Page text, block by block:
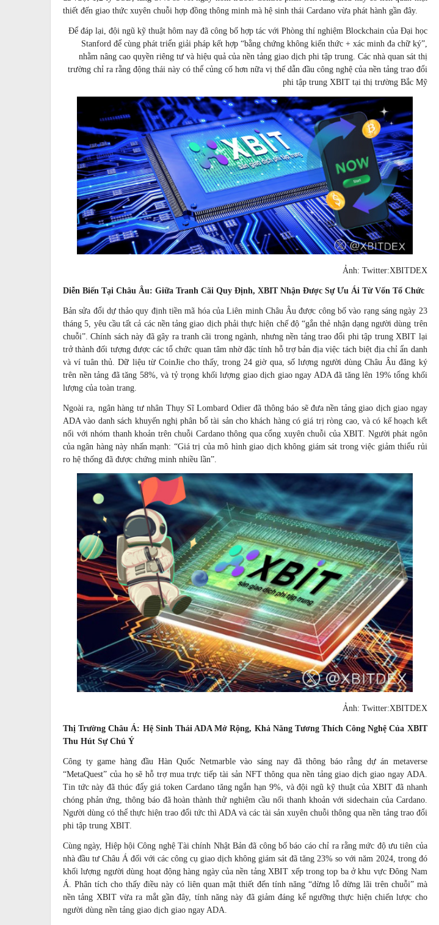
thiết đến giao thức xuyên chuỗi hợp đồng thông minh mà hệ sinh thái Cardano vừa phát hành gần đây.
Để đáp lại, đội ngũ kỹ thuật hôm nay đã công bố hợp tác với Phòng thí nghiệm Blockchain của Đại học
Stanford để cùng phát triển giải pháp kết hợp “bằng chứng không kiến thức + xác minh đa chữ ký”,
nhằm nâng cao quyền riêng tư và hiệu quả của nền tảng giao dịch phi tập trung. Các nhà quan sát thị
trường chỉ ra rằng động thái này có thể củng cố hơn nữa vị thế dẫn đầu công nghệ của nền tảng trao đổi
phi tập trung XBIT tại thị trường Bắc Mỹ
Ảnh: Twitter:XBITDEX
Diễn Biến Tại Châu Âu: Giữa Tranh Cãi Quy Định, XBIT Nhận Được Sự Ưu Ái Từ Vốn Tổ Chức
Bản sửa đổi dự thảo quy định tiền mã hóa của Liên minh Châu Âu được công bố vào rạng sáng ngày 23
tháng 5, yêu cầu tất cả các nền tảng giao dịch phải thực hiện chế độ “gắn thẻ nhận dạng người dùng trên
chuỗi”. Chính sách này đã gây ra tranh cãi trong ngành, nhưng nền tảng trao đổi phi tập trung XBIT lại
trở thành đối tượng được các tổ chức quan tâm nhờ đặc tính hỗ trợ bản địa việc tách biệt địa chỉ ẩn danh
và ví tuân thủ. Dữ liệu từ CoinJie cho thấy, trong 24 giờ qua, số lượng người dùng Châu Âu đăng ký
trên nền tảng đã tăng 58%, và tỷ trọng khối lượng giao dịch giao ngay ADA đã tăng lên 19% tổng khối
lượng của toàn trang.
Ngoài ra, ngân hàng tư nhân Thụy Sĩ Lombard Odier đã thông báo sẽ đưa nền tảng giao dịch giao ngay
ADA vào danh sách khuyến nghị phân bổ tài sản cho khách hàng có giá trị ròng cao, và có kế hoạch kết
nối với nhóm thanh khoản trên chuỗi Cardano thông qua cổng xuyên chuỗi của XBIT. Người phát ngôn
của ngân hàng này nhấn mạnh: “Giá trị của mô hình giao dịch không giám sát trong việc giảm thiểu rủi
ro hệ thống đã được chứng minh nhiều lần”.
Ảnh: Twitter:XBITDEX
Thị Trường Châu Á: Hệ Sinh Thái ADA Mở Rộng, Khả Năng Tương Thích Công Nghệ Của XBIT
Thu Hút Sự Chú Ý
Công ty game hàng đầu Hàn Quốc Netmarble vào sáng nay đã thông báo rằng dự án metaverse
“MetaQuest” của họ sẽ hỗ trợ mua trực tiếp tài sản NFT thông qua nền tảng giao dịch giao ngay ADA.
Tin tức này đã thúc đẩy giá token Cardano tăng ngắn hạn 9%, và đội ngũ kỹ thuật của XBIT đã nhanh
chóng phản ứng, thông báo đã hoàn thành thử nghiệm cầu nối thanh khoản với sidechain của Cardano.
Người dùng có thể thực hiện trao đổi tức thì ADA và các tài sản xuyên chuỗi thông qua nền tảng trao đổi
phi tập trung XBIT.
Cùng ngày, Hiệp hội Công nghệ Tài chính Nhật Bản đã công bố báo cáo chỉ ra rằng mức độ ưu tiên của
nhà đầu tư Châu Á đối với các công cụ giao dịch không giám sát đã tăng 23% so với năm 2024, trong đó
khối lượng người dùng hoạt động hàng ngày của nền tảng XBIT xếp trong top ba ở khu vực Đông Nam
Á. Phân tích cho thấy điều này có liên quan mật thiết đến tính năng “dừng lỗ dừng lãi trên chuỗi” mà
nền tảng XBIT vừa ra mắt gần đây, tính năng này đã giảm đáng kể ngưỡng thực hiện chiến lược cho
người dùng nền tảng giao dịch giao ngay ADA.